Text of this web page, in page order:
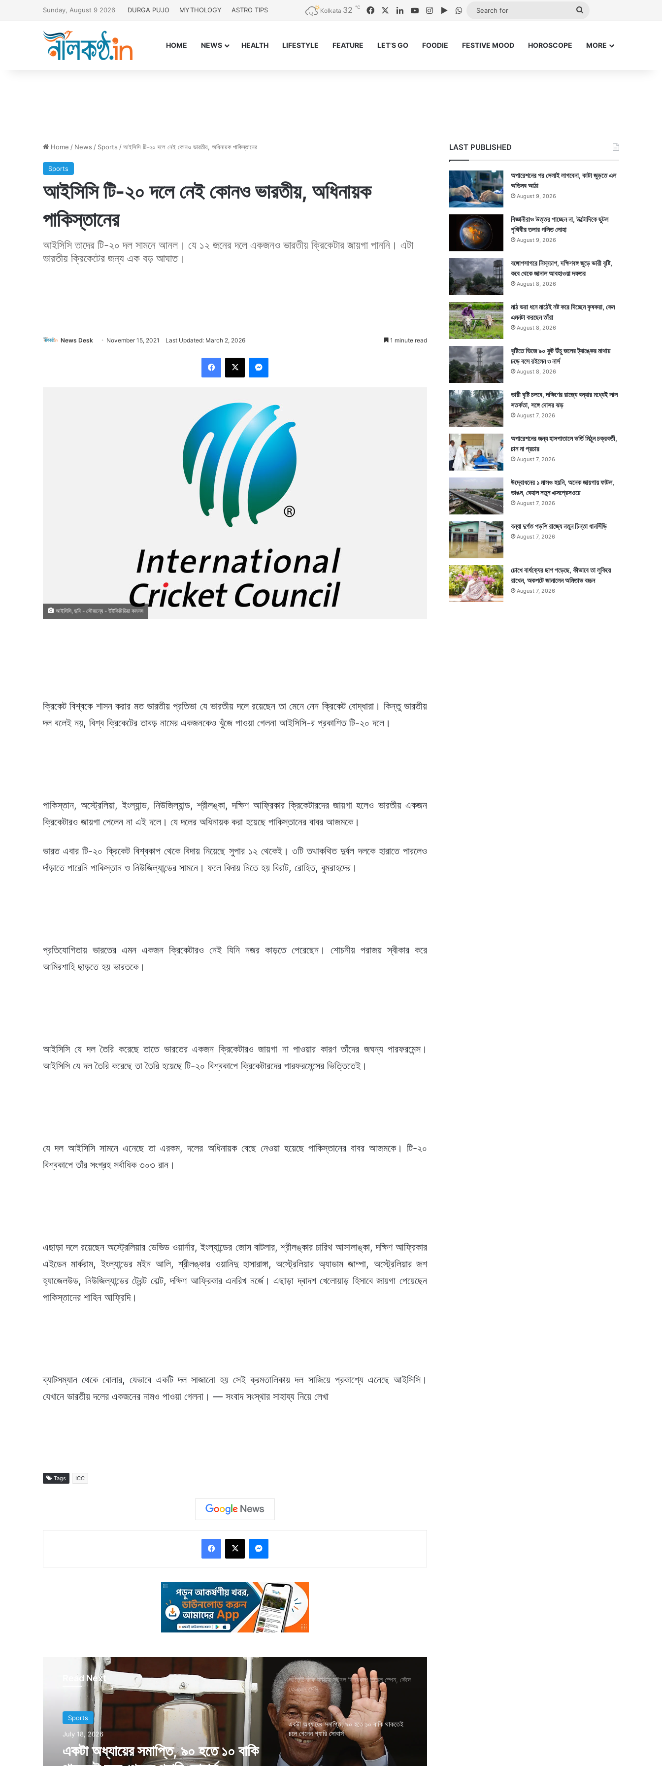
Sunday, August 9 2026 DURGA PUJO MYTHOLOGY ASTRO TIPS Kolkata 32 ℃ FacebookLinkedInYouTubeInstagram
Google Play
WhatsApp
HOME NEWS HEALTH LIFESTYLE FEATURE LET’S GO FOODIE FESTIVE MOOD HOROSCOPE MORE
Home / News / Sports /আইসিসি টি-২০ দলে নেই কোনও ভারতীয়, অধিনায়ক পাকিস্তানের
Sports
আইসিসি টি-২০ দলে নেই কোনও ভারতীয়, অধিনায়ক
পাকিস্তানের
আইসিসি তাদের টি-২০ দল সামনে আনল। যে ১২ জনের দলে একজনও ভারতীয় ক্রিকেটার জায়গা পাননি। এটা
ভারতীয় ক্রিকেটের জন্য এক বড় আঘাত।
News Desk November 15, 2021 Last Updated: March 2, 2026 1 minute read
আইসিসি, ছবি - সৌজন্যে - উইকিমিডিয়া কমনস
ক্রিকেট বিশ্বকে শাসন করার মত ভারতীয় প্রতিভা যে ভারতীয় দলে রয়েছেন তা মেনে নেন ক্রিকেট বোদ্ধারা। কিন্তু ভারতীয়
দল বলেই নয়, বিশ্ব ক্রিকেটের তাবড় নামের একজনকেও খুঁজে পাওয়া গেলনা আইসিসি-র প্রকাশিত টি-২০ দলে।
পাকিস্তান, অস্ট্রেলিয়া, ইংল্যান্ড, নিউজিল্যান্ড, শ্রীলঙ্কা, দক্ষিণ আফ্রিকার ক্রিকেটারদের জায়গা হলেও ভারতীয় একজন
ক্রিকেটারও জায়গা পেলেন না এই দলে। যে দলের অধিনায়ক করা হয়েছে পাকিস্তানের বাবর আজমকে।
ভারত এবার টি-২০ ক্রিকেট বিশ্বকাপ থেকে বিদায় নিয়েছে সুপার ১২ থেকেই। ৩টি তথাকথিত দুর্বল দলকে হারাতে পারলেও
দাঁড়াতে পারেনি পাকিস্তান ও নিউজিল্যান্ডের সামনে। ফলে বিদায় নিতে হয় বিরাট, রোহিত, বুমরাহদের।
প্রতিযোগিতায় ভারতের এমন একজন ক্রিকেটারও নেই যিনি নজর কাড়তে পেরেছেন। শোচনীয় পরাজয় স্বীকার করে
আমিরশাহি ছাড়তে হয় ভারতকে।
আইসিসি যে দল তৈরি করেছে তাতে ভারতের একজন ক্রিকেটারও জায়গা না পাওয়ার কারণ তাঁদের জঘন্য পারফরমেন্স।
আইসিসি যে দল তৈরি করেছে তা তৈরি হয়েছে টি-২০ বিশ্বকাপে ক্রিকেটারদের পারফরমেন্সের ভিত্তিতেই।
যে দল আইসিসি সামনে এনেছে তা এরকম, দলের অধিনায়ক বেছে নেওয়া হয়েছে পাকিস্তানের বাবর আজমকে। টি-২০
বিশ্বকাপে তাঁর সংগ্রহ সর্বাধিক ৩০৩ রান।
এছাড়া দলে রয়েছেন অস্ট্রেলিয়ার ডেভিড ওয়ার্নার, ইংল্যান্ডের জোস বাটলার, শ্রীলঙ্কার চারিথ আসালাঙ্কা, দক্ষিণ আফ্রিকার
এইডেন মার্করাম, ইংল্যান্ডের মইন আলি, শ্রীলঙ্কার ওয়ানিদু হাসারাঙ্গা, অস্ট্রেলিয়ার অ্যাডাম জাম্পা, অস্ট্রেলিয়ার জশ
হ্যাজেলউড, নিউজিল্যান্ডের ট্রেন্ট বোল্ট, দক্ষিণ আফ্রিকার এনরিখ নর্জে। এছাড়া দ্বাদশ খেলোয়াড় হিসাবে জায়গা পেয়েছেন
পাকিস্তানের শাহিন আফ্রিদি।
ব্যাটসম্যান থেকে বোলার, যেভাবে একটি দল সাজানো হয় সেই ক্রমতালিকায় দল সাজিয়ে প্রকাশ্যে এনেছে আইসিসি।
যেখানে ভারতীয় দলের একজনের নামও পাওয়া গেলনা। — সংবাদ সংস্থার সাহায্য নিয়ে লেখা
Tags ICC
Read Next
Sports
July 18, 2026
Sports
July 12, 2026
আর্জেন্টিনাকে হারিয়ে ফুটবল বিশ্বকাপ জিতল স্পেন, কেঁদে
ফেললেন মেসি
একটা অধ্যায়ের সমাপ্তি, ৯০ হতে ১০ বাকি থাকতেই
চলে গেলেন গ্যারি সোবার্স
LAST PUBLISHED
অপারেশনের পর সেলাই লাগবেনা, কাটা জুড়তে এল
অভিনব আঠা
August 9, 2026
বিজ্ঞানীরাও উত্তর পাচ্ছেন না, উল্টোদিকে ছুটল
পৃথিবীর তলার গলিত লোহা
August 9, 2026
বঙ্গোপসাগরে নিম্নচাপ, দক্ষিণবঙ্গ জুড়ে ভারী বৃষ্টি,
কবে থেকে জানাল আবহাওয়া দফতর
August 8, 2026
মাঠ ভরা ধনে মাঠেই নষ্ট করে দিচ্ছেন কৃষকরা, কেন
এমনটা করছেন তাঁরা
August 8, 2026
বৃষ্টিতে ভিজে ৯০ ফুট উঁচু জলের ট্যাঙ্কের মাথায়
চড়ে বসে রইলেন ৩ নার্স
August 8, 2026
ভারী বৃষ্টি চলবে, দক্ষিণের রাজ্যে বন্যার মধ্যেই লাল
সতর্কতা, সঙ্গে দোসর ঝড়
August 7, 2026
অপারেশনের জন্য হাসপাতালে ভর্তি মিঠুন চক্রবর্তী,
চান না প্রচার
August 7, 2026
উদ্বোধনের ১ মাসও হয়নি, অনেক জায়গায় ফাটল,
ভাঙন, বেহাল নতুন এক্সপ্রেসওয়ে
August 7, 2026
বন্যা দুর্গত পড়শি রাজ্যে নতুন চিন্তা ধানসিঁড়ি
August 7, 2026
চোখে বার্ধক্যের ছাপ পড়েছে, কীভাবে তা লুকিয়ে
রাখেন, অকপটে জানালেন অমিতাভ বচ্চন
August 7, 2026